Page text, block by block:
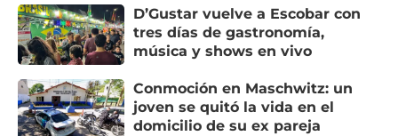
D’Gustar vuelve a Escobar con
tres días de gastronomía,
música y shows en vivo
Conmoción en Maschwitz: un
joven se quitó la vida en el
domicilio de su ex pareja